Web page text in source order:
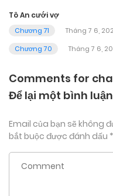
Tô An cưới vợ
Chương 71
Tháng 7 6,
Chương 70
Tháng 7 6,
Comments for
Để lại một bình luận
Email của bạn sẽ không
bắt buộc được đánh dấu *